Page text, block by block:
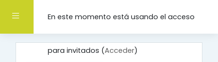
Panel lateralEn este momento está usando el acceso
para invitados (Acceder)